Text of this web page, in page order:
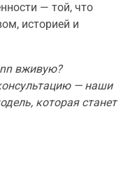
— той, что
историей и
вживую?
— наши
которая станет